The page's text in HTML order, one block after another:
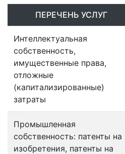
ПЕРЕЧЕНЬ УСЛУГ
Интеллектуальная
собственность,
имущественные права,
отложные
(капитализированные)
затраты
Промышленная
собственность: патенты на
изобретения, патенты на